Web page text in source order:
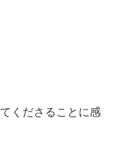
くださることに感